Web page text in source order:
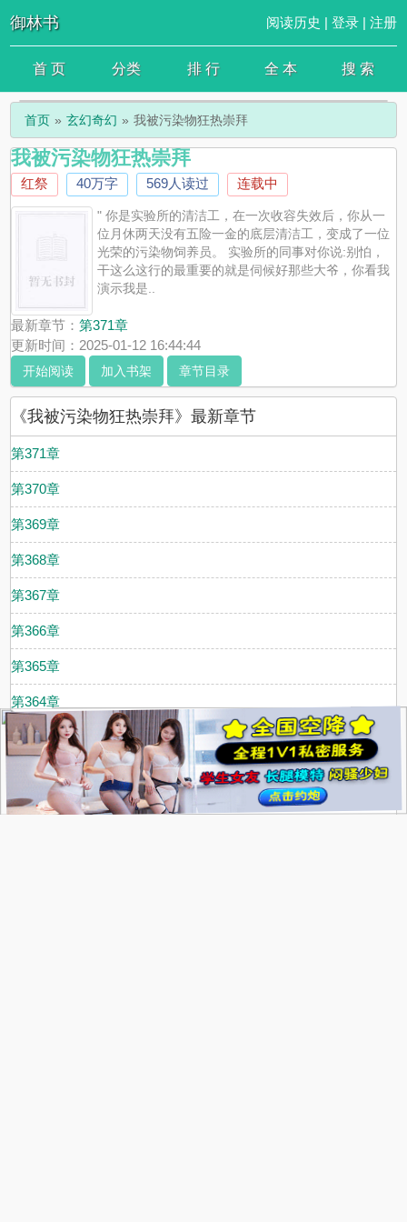
御林书 阅读历史 | 登录| 注册
首 页 分类 排 行 全 本 搜 索
.
首页 玄幻奇幻 我被污染物狂热崇拜
我被污染物狂热崇拜
红祭 40万字 569人读过 连载中
" 你是实验所的清洁工，在一次收容失效后，你从一
位月休两天没有五险一金的底层清洁工，变成了一位
光荣的污染物饲养员。 实验所的同事对你说:别怕，
干这么这行的最重要的就是伺候好那些大爷，你看我
演示我是..
最新章节：第371章
更新时间：2025-01-12 16:44:44
开始阅读 加入书架 章节目录
《我被污染物狂热崇拜》最新章节
第371章
第370章
第369章
第368章
第367章
第366章
第365章
第364章
第363章
第362章
第361章
.